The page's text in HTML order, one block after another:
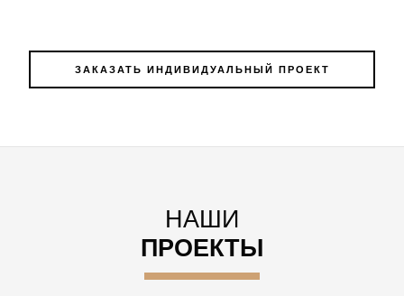
ЗАКАЗАТЬ ИНДИВИДУАЛЬНЫЙ ПРОЕКТ
НАШИ
ПРОЕКТЫ